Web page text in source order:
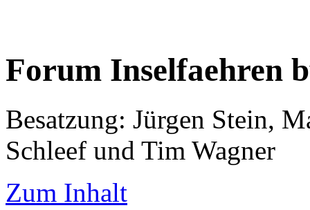
Forum Inselfaehren
Besatzung: Jürgen Stein,
Schleef und Tim Wagner
Zum Inhalt